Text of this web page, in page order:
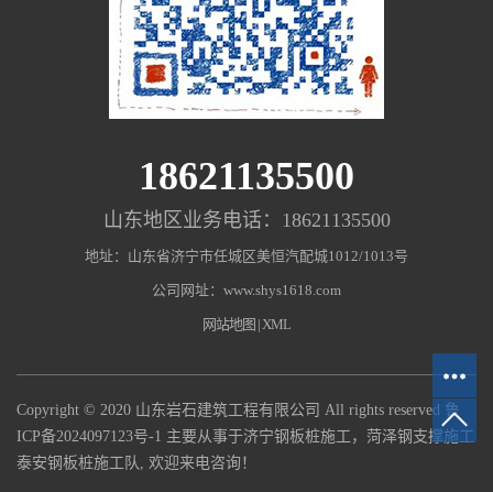
18621135500
山东地区业务电话：18621135500
地址：山东省济宁市任城区美恒汽配城1012/1013号
公司网址：www.shys1618.com
网站地图 | XML
Copyright © 2020 山东岩石建筑工程有限公司 All rights reserved 鲁
ICP备2024097123号-1 主要从事于济宁钢板桩施工，菏泽钢支撑施工
泰安钢板桩施工队, 欢迎来电咨询！